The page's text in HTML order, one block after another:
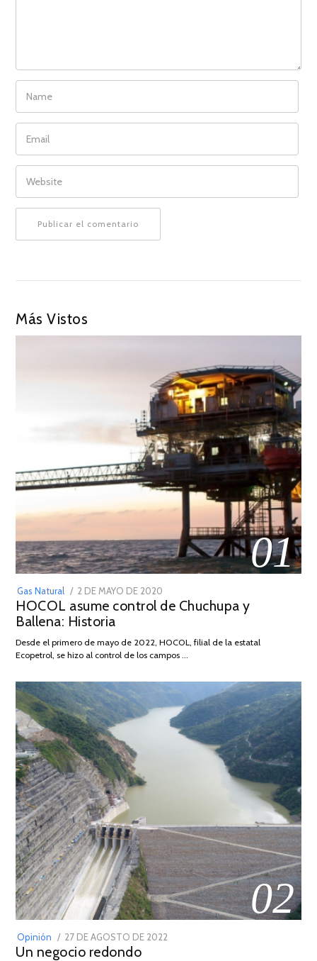
NAME
EMAIL
WEBSITE
Más Vistos
01
Gas Natural
POSTED
ON
2 DE MAYO DE 2020
DE
2026
HOCOL asume control de Chuchupa y
Ballena: Historia
Desde el primero de mayo de 2022, HOCOL, filial de la estatal
Ecopetrol, se hizo al control de los campos …
02
Opinión
POSTED
ON
27 DE AGOSTO DE 2022
Un negocio redondo